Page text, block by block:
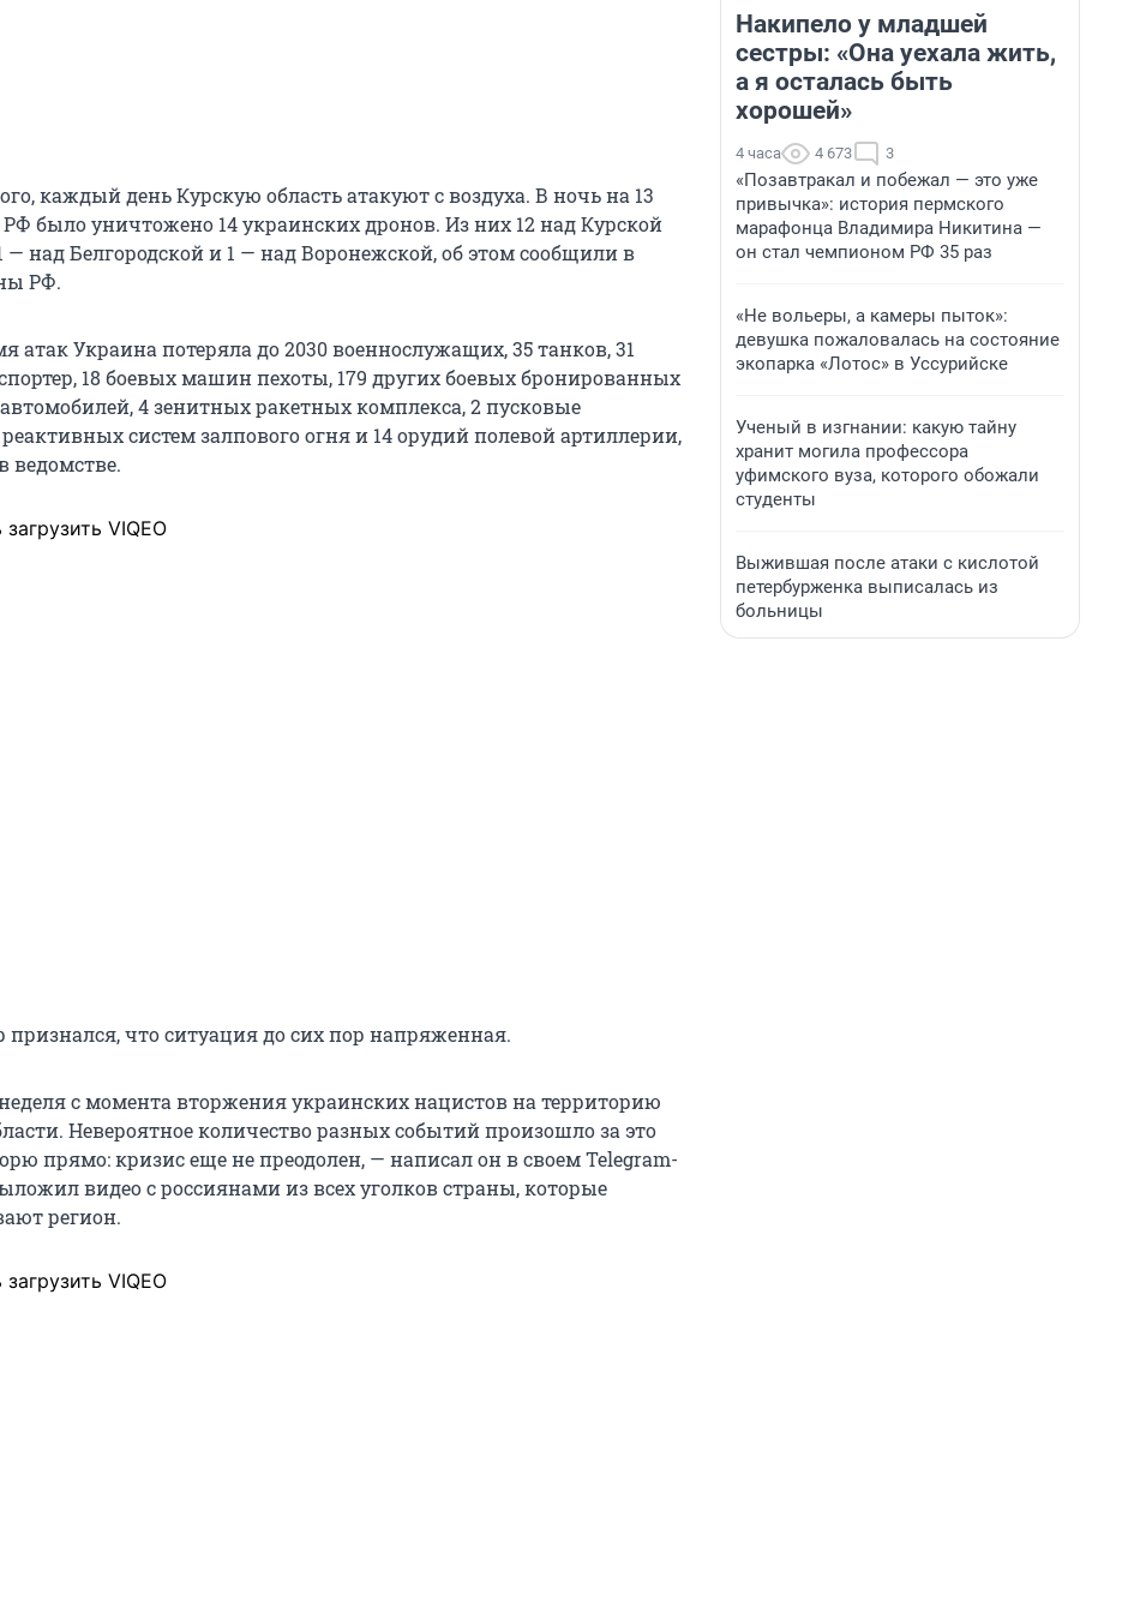
каждый день Курскую область атакуют с воздуха. В ночь на 13
РФ было уничтожено 14 украинских дронов. Из них 12 над Курской
— над Белгородской и 1 — над Воронежской, об этом сообщили в
РФ.
атак Украина потеряла до 2030 военнослужащих, 35 танков, 31
18 боевых машин пехоты, 179 других боевых бронированных
4 зенитных ракетных комплекса, 2 пусковые
систем залпового огня и 14 орудий полевой артиллерии,
ведомстве.
VIQEO
признался, что ситуация до сих пор напряженная.
с момента вторжения украинских нацистов на территорию
Невероятное количество разных событий произошло за это
прямо: кризис еще не преодолен, — написал он в своем Telegram-
видео с россиянами из всех уголков страны, которые
регион.
VIQEO
Накипело у младшей
сестры: «Она уехала жить,
а я осталась быть
хорошей»
4 часа 4 673 3
«Позавтракал и побежал — это уже
привычка»: история пермского
марафонца Владимира Никитина —
он стал чемпионом РФ 35 раз
«Не вольеры, а камеры пыток»:
девушка пожаловалась на состояние
экопарка «Лотос» в Уссурийске
Ученый в изгнании: какую тайну
хранит могила профессора
уфимского вуза, которого обожали
студенты
Выжившая после атаки с кислотой
петербурженка выписалась из
больницы